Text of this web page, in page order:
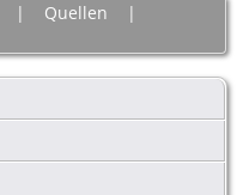
| Quellen |